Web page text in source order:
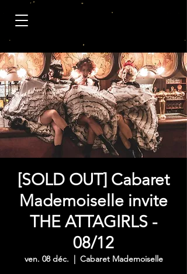
[SOLD OUT] Cabaret
Mademoiselle invite
THE ATTAGIRLS -
08/12
ven. 08 déc.
  |
Cabaret Mademoiselle